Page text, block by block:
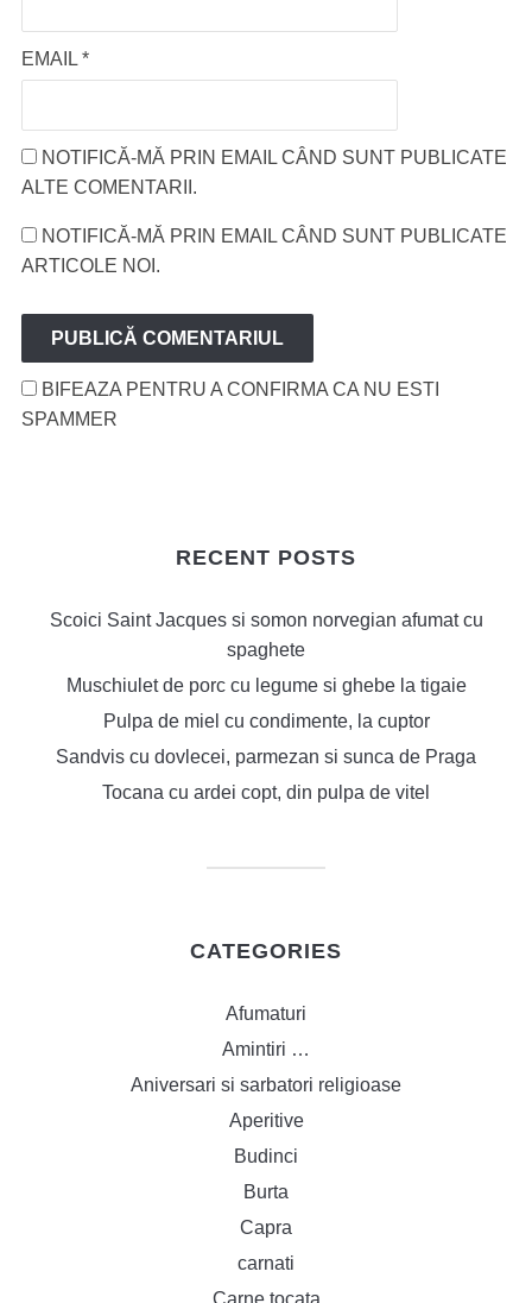
EMAIL *
NOTIFICĂ-MĂ PRIN EMAIL CÂND SUNT PUBLICATE
ALTE COMENTARII.
NOTIFICĂ-MĂ PRIN EMAIL CÂND SUNT PUBLICATE
ARTICOLE NOI.
BIFEAZA PENTRU A CONFIRMA CA NU ESTI
SPAMMER
RECENT POSTS
Scoici Saint Jacques si somon norvegian afumat cu
spaghete
Muschiulet de porc cu legume si ghebe la tigaie
Pulpa de miel cu condimente, la cuptor
Sandvis cu dovlecei, parmezan si sunca de Praga
Tocana cu ardei copt, din pulpa de vitel
CATEGORIES
Afumaturi
Amintiri …
Aniversari si sarbatori religioase
Aperitive
Budinci
Burta
Capra
carnati